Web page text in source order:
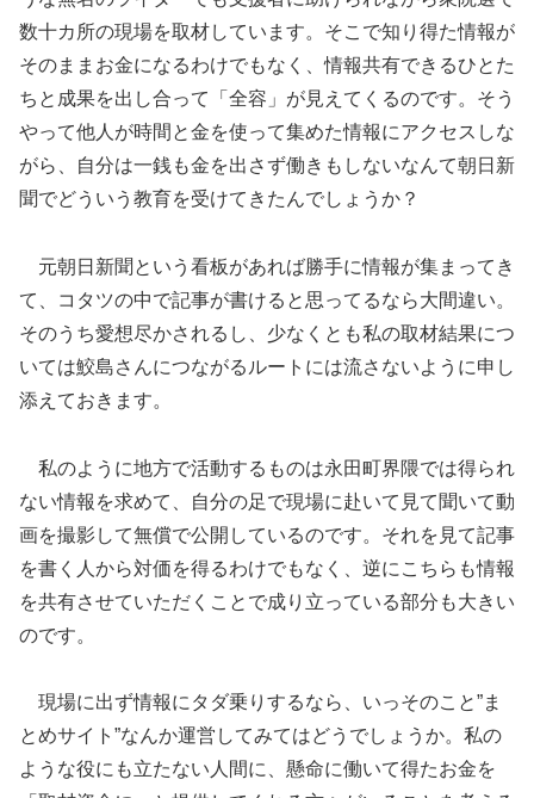
数十カ所の現場を取材しています。そこで知り得た情報が
そのままお金になるわけでもなく、情報共有できるひとた
ちと成果を出し合って「全容」が見えてくるのです。そう
やって他人が時間と金を使って集めた情報にアクセスしな
がら、自分は一銭も金を出さず働きもしないなんて朝日新
聞でどういう教育を受けてきたんでしょうか？
元朝日新聞という看板があれば勝手に情報が集まってき
て、コタツの中で記事が書けると思ってるなら大間違い。
そのうち愛想尽かされるし、少なくとも私の取材結果につ
いては鮫島さんにつながるルートには流さないように申し
添えておきます。
私のように地方で活動するものは永田町界隈では得られ
ない情報を求めて、自分の足で現場に赴いて見て聞いて動
画を撮影して無償で公開しているのです。それを見て記事
を書く人から対価を得るわけでもなく、逆にこちらも情報
を共有させていただくことで成り立っている部分も大きい
のです。
現場に出ず情報にタダ乗りするなら、いっそのこと”ま
とめサイト”なんか運営してみてはどうでしょうか。私の
ような役にも立たない人間に、懸命に働いて得たお金を